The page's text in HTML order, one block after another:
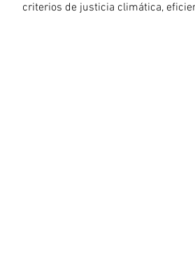
criterios de justicia climática,